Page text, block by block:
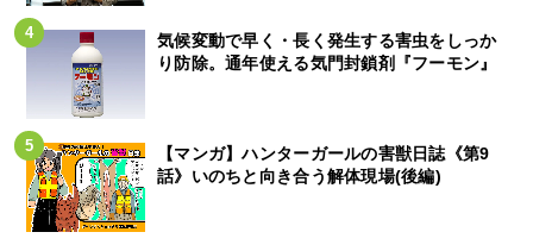
気候変動で早く・長く発生する害虫をしっか
り防除。通年使える気門封鎖剤『フーモン』
【マンガ】ハンターガールの害獣日誌《第9
話》いのちと向き合う解体現場(後編)